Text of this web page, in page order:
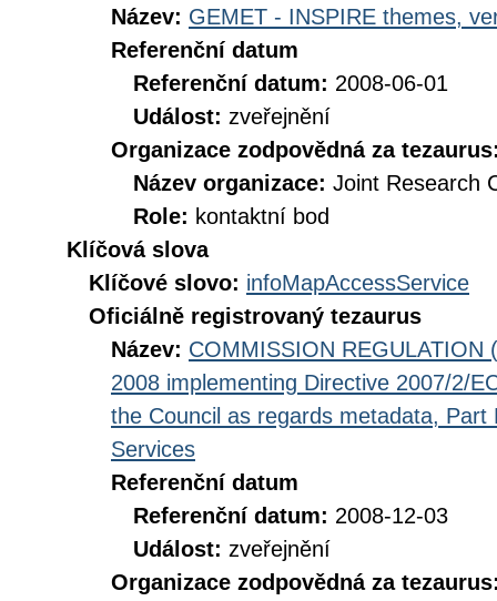
Název: GEMET - INSPIRE themes,
Referenční datum
Referenční datum: 2008-06-01
Událost: zveřejnění
Organizace zodpovědná za
Název organizace: Joint Research
Role: kontaktní bod
Klíčová slova
Klíčové slovo: infoMapAccessService
Oficiálně registrovaný tezaurus
Název: COMMISSION REGULATION
2008 implementing Directive 2007/2/
the Council as regards metadata,
Services
Referenční datum
Referenční datum: 2008-12-03
Událost: zveřejnění
Organizace zodpovědná za